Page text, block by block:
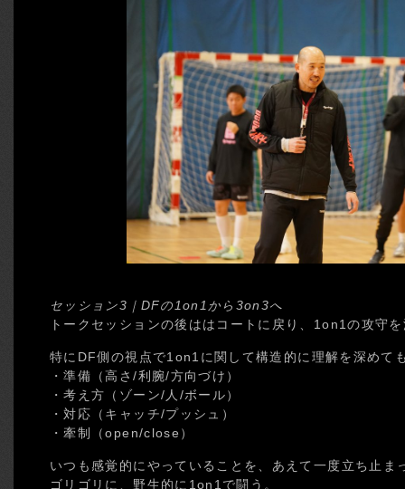
セッション3｜DFの1on1から3on3へ
トークセッションの後ははコートに戻り、1on1の攻守
特にDF側の視点で1on1に関して構造的に理解を深めて
・準備（高さ/利腕/方向づけ）
・考え方（ゾーン/人/ボール）
・対応（キャッチ/プッシュ）
・牽制（open/close）
いつも感覚的にやっていることを、あえて一度立ち止ま
ゴリゴリに、野生的に1on1で闘う。